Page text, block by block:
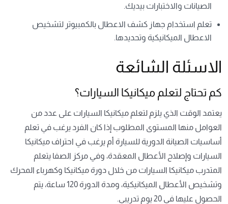
الصيانات والاختبارات بيديك.
تعلم استخدام جهاز كشف الاعطال بالكمبيوتر لتشخيص
الاعطال الميكانيكية وتحديدها.
الاسئلة الشائعة
كم تحتاج لتعلم ميكانيكا السيارات؟
يعتمد الوقت الذي يلزم لتعلم ميكانيكا السيارات على عدد من
العوامل منها المستوى المطلوب إذا كان الفرد يرغب في تعلم
أساسيات الصيانة الدورية للسيارة أم يرغب في احتراف ميكانيكا
السيارات وإصلاح الأعطال المعقدة، وفي مركز الصفا يتعلم
المتدرب ميكانيكا السيارات من خلال دورة ميكانيكا وكهرباء المحرك
وتشخيص الأعطال الميكانيكية، ومدة الدورة 120 ساعة، يتم
الحصول عليها في 20 يوم تدريبي.